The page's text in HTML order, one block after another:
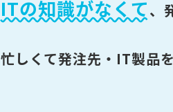
ITの知識がなくて、
忙しくて発注先・IT製品